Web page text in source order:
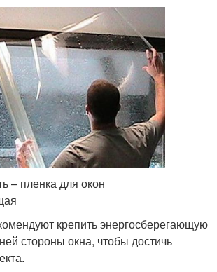
– пленка для окон
крепить энергосберегающую
стороны окна, чтобы достичь